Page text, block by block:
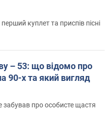
куплет та приспів пісні
– 53: що відомо про
90-х та який вигляд
забував про особисте щастя